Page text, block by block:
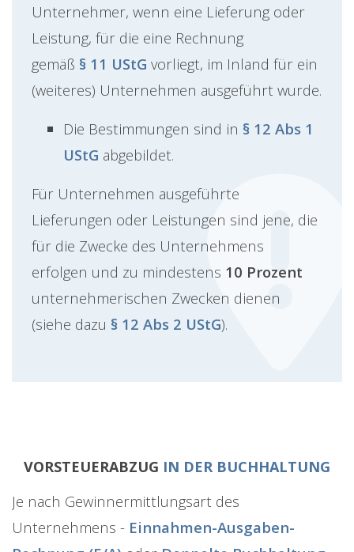
Unternehmer, wenn eine Lieferung oder
Leistung, für die eine Rechnung
gemäß § 11 UStG vorliegt, im Inland für ein
(weiteres) Unternehmen ausgeführt wurde.
Die Bestimmungen sind in § 12 Abs 1
UStG abgebildet.
Für Unternehmen ausgeführte
Lieferungen oder Leistungen sind jene, die
für die Zwecke des Unternehmens
erfolgen und zu mindestens 10 Prozent
unternehmerischen Zwecken dienen
(siehe dazu § 12 Abs 2 UStG).
VORSTEUERABZUG IN DER BUCHHALTUNG
Je nach Gewinnermittlungsart des
Unternehmens - Einnahmen-Ausgaben-